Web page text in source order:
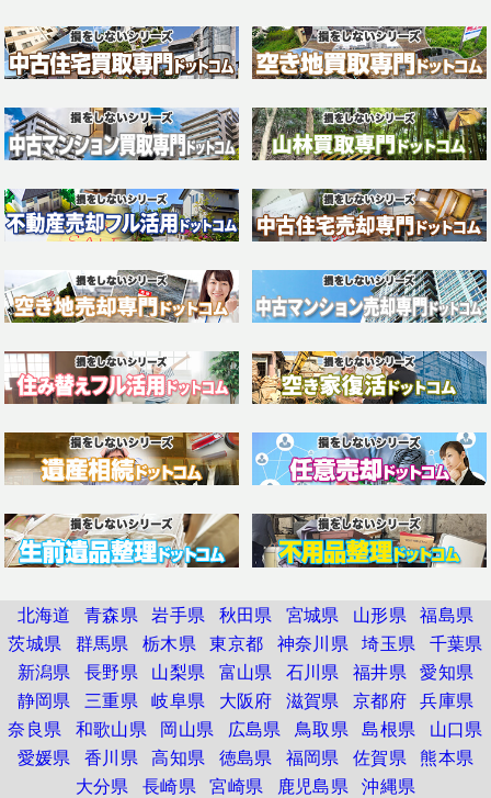
北海道 青森県 岩手県 秋田県 宮城県 山形県 福島県
茨城県
群馬県 栃木県 東京都 神奈川県 埼玉県
千葉県
新潟県
長野県 山梨県 富山県 石川県 福井県 愛知県
静岡県
三重県 岐阜県 大阪府 滋賀県 京都府 兵庫県
奈良県
和歌山県 岡山県 広島県 鳥取県 島根県
山口県
愛媛県
香川県 高知県 徳島県 福岡県 佐賀県
熊本県
大分県
長崎県 宮崎県 鹿児島県 沖縄県